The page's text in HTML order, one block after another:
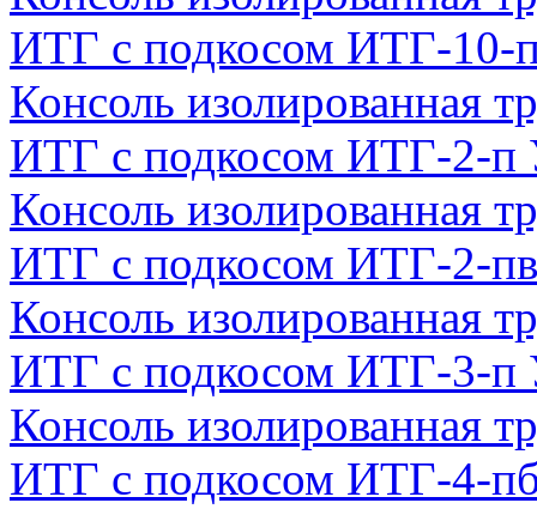
ИТГ с подкосом ИТГ-10-
Консоль изолированная
ИТГ с подкосом ИТГ-2-п
Консоль изолированная
ИТГ с подкосом ИТГ-2-
Консоль изолированная
ИТГ с подкосом ИТГ-3-п
Консоль изолированная
ИТГ с подкосом ИТГ-4-